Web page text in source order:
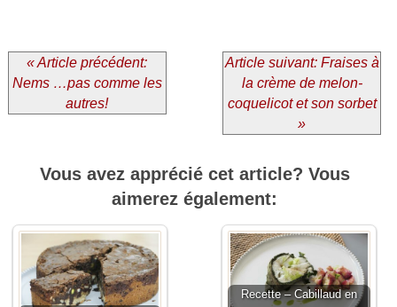
« Article précédent:
Nems …pas comme les
autres!
Article suivant: Fraises à
la crème de melon-
coquelicot et son sorbet
»
Vous avez apprécié cet article? Vous
aimerez également:
Recette – Cabillaud en